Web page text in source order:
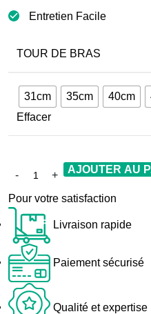
Entretien Facile
TOUR DE BRAS
31cm 35cm 40cm
Effacer
AJOUTER AU
Pour votre satisfaction
Livraison rapide
Paiement sécurisé
Qualité et expertise